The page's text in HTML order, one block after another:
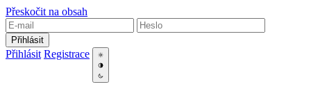
Přeskočit na obsah
Přihlásit
Přihlásit Registrace